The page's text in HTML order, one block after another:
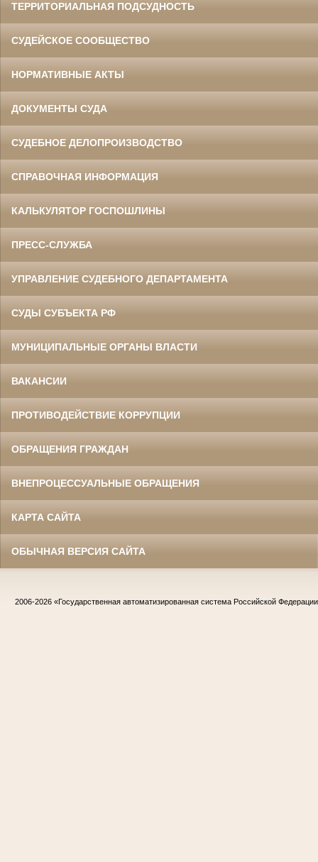
ТЕРРИТОРИАЛЬНАЯ ПОДСУДНОСТЬ
СУДЕЙСКОЕ СООБЩЕСТВО
НОРМАТИВНЫЕ АКТЫ
ДОКУМЕНТЫ СУДА
СУДЕБНОЕ ДЕЛОПРОИЗВОДСТВО
СПРАВОЧНАЯ ИНФОРМАЦИЯ
КАЛЬКУЛЯТОР ГОСПОШЛИНЫ
ПРЕСС-СЛУЖБА
УПРАВЛЕНИЕ СУДЕБНОГО ДЕПАРТАМЕНТА
СУДЫ СУБЪЕКТА РФ
МУНИЦИПАЛЬНЫЕ ОРГАНЫ ВЛАСТИ
ВАКАНСИИ
ПРОТИВОДЕЙСТВИЕ КОРРУПЦИИ
ОБРАЩЕНИЯ ГРАЖДАН
ВНЕПРОЦЕССУАЛЬНЫЕ ОБРАЩЕНИЯ
КАРТА САЙТА
ОБЫЧНАЯ ВЕРСИЯ САЙТА
2006-2026 «Государственная автоматизированная система Российской